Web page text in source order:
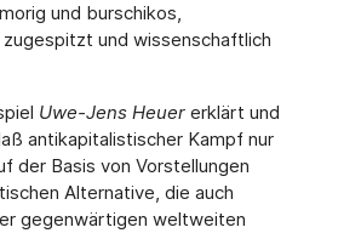
und burschikos,
zugespitzt und wissenschaftlich
Uwe-Jens Heuererklärt und
antikapitalistischer Kampf nur
der Basis von Vorstellungen
Alternative, die auch
gegenwärtigen weltweiten